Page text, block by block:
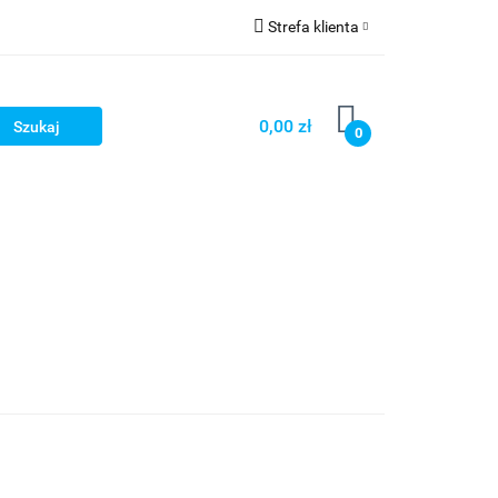
Strefa klienta
Zarejestruj się
Dodaj zgłoszenie
0,00 zł 0